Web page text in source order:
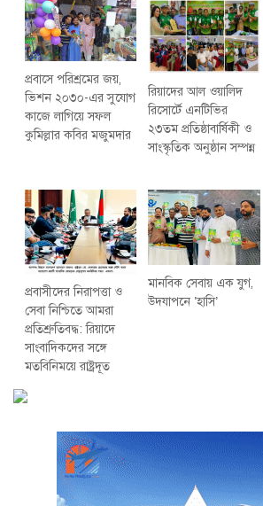
প্রবাসে পরিশ্রমের জয়,
ভিশন ২০৩০-এর সুযোগ
কাজে লাগিয়ে সফল
কুমিল্লার কবির মজুমদার
রিয়াদের আল ওয়ালিদ
রিসোর্টে এনটিভির
২৩তম প্রতিষ্ঠাবার্ষিকী ও
সাংস্কৃতিক অনুষ্ঠান সম্পন্ন
প্রবাসীদের নিরাপত্তা ও
সেবা নিশ্চিতে আমরা
প্রতিশ্রুতিবদ্ধ: রিয়াদে
সাংবাদিকদের সঙ্গে
মতবিনিময়ে রাষ্ট্রদূত
মানবিক সেবায় এক যুগ,
উদযাপনে ‘হাসি’